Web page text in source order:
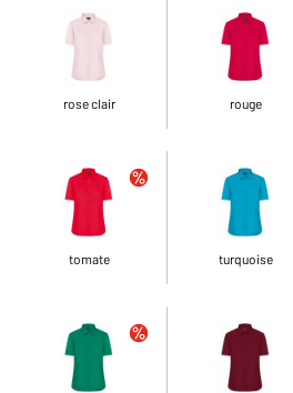
rose clair rouge
tomate turquoise